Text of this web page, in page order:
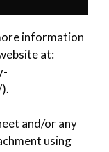
information
at:
and/or any
using